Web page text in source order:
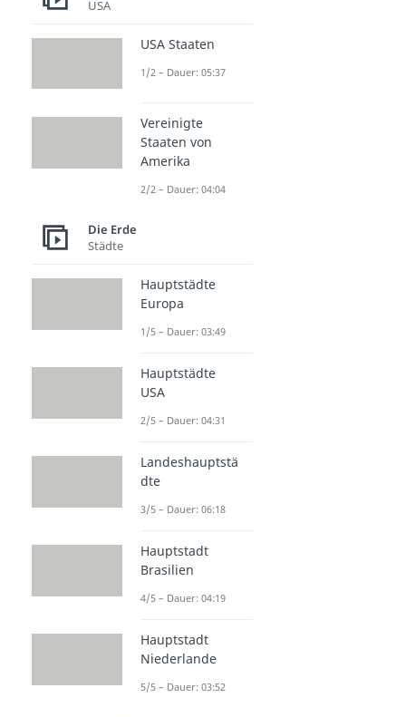
USA
USA Staaten
1/2 – Dauer: 05:37
Vereinigte
Staaten von
Amerika
2/2 – Dauer: 04:04
Die Erde
Städte
Hauptstädte
Europa
1/5 – Dauer: 03:49
Hauptstädte
USA
2/5 – Dauer: 04:31
Landeshauptstä
dte
3/5 – Dauer: 06:18
Hauptstadt
Brasilien
4/5 – Dauer: 04:19
Hauptstadt
Niederlande
5/5 – Dauer: 03:52